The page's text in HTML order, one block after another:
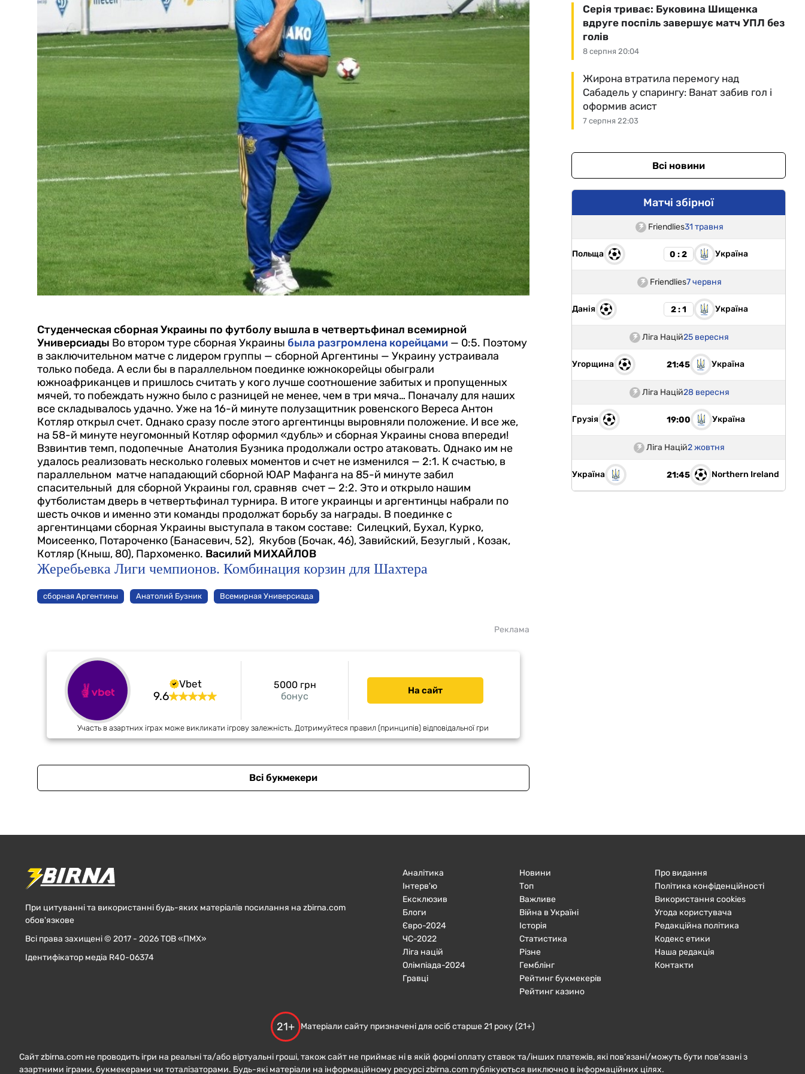
Студенческая сборная Украины по футболу вышла в четвертьфинал всемирной
Универсиады Во втором туре сборная Украины была разгромлена корейцами — 0:5. Поэтому
в заключительном матче с лидером группы — сборной Аргентины — Украину устраивала
только победа. А если бы в параллельном поединке южнокорейцы обыграли
южноафриканцев и пришлось считать у кого лучше соотношение забитых и пропущенных
мячей, то побеждать нужно было с разницей не менее, чем в три мяча… Поначалу для наших
все складывалось удачно. Уже на 16-й минуте полузащитник ровенского Вереса Антон
Котляр открыл счет. Однако сразу после этого аргентинцы выровняли положение. И все же,
на 58-й минуте неугомонный Котляр оформил «дубль» и сборная Украины снова впереди!
Взвинтив темп, подопечные Анатолия Бузника продолжали остро атаковать. Однако им не
удалось реализовать несколько голевых моментов и счет не изменился — 2:1. К счастью, в
параллельном матче нападающий сборной ЮАР Мафанга на 85-й минуте забил
спасительный для сборной Украины гол, сравняв счет — 2:2. Это и открыло нашим
футболистам дверь в четвертьфинал турнира. В итоге украинцы и аргентинцы набрали по
шесть очков и именно эти команды продолжат борьбу за награды. В поединке с
аргентинцами сборная Украины выступала в таком составе: Силецкий, Бухал, Курко,
Моисеенко, Потароченко (Банасевич, 52), Якубов (Бочак, 46), Завийский, Безуглый , Козак,
Котляр (Кныш, 80), Пархоменко. Василий МИХАЙЛОВ
Жеребьевка Лиги чемпионов. Комбинация корзин для Шахтера
сборная Аргентины Анатолий Бузник Всемирная Универсиада
Реклама
Vbet
9.6 бонус
5000 грн На сайт
Участь в азартних іграх може викликати ігрову залежність. Дотримуйтеся правил (принципів) відповідальної гри
Всі букмекери
8 серпня 20:04
Серія триває: Буковина Шищенка
вдруге поспіль завершує матч УПЛ без
голів
7 серпня 22:03
Жирона втратила перемогу над
Сабадель у спарингу: Ванат забив гол і
оформив асист
Всі новини
Матчі збірної
Friendlies31 травня
Польща 0 : 2 Україна
Friendlies7 червня
Данія 2 : 1 Україна
Ліга Націй25 вересня
Угорщина 21:45 Україна
Ліга Націй28 вересня
Грузія 19:00 Україна
Ліга Націй2 жовтня
Україна 21:45 Northern Ireland
При цитуванні та використанні будь-яких матеріалів посилання на zbirna.com
обов'язкове
Всі права захищені © 2017 - 2026 ТОВ «ПМХ»
Ідентифікатор медіа R40-06374
Аналітика
Інтерв'ю
Ексклюзив
Блоги
Євро-2024
ЧC-2022
Ліга націй
Олімпіада-2024
Гравці
Новини
Топ
Важливе
Війна в Україні
Історія
Статистика
Різне
Гемблінг
Рейтинг букмекерів
Рейтинг казино
Про видання
Політика конфіденційності
Використання cookies
Угода користувача
Редакційна політика
Кодекс етики
Наша редакція
Контакти
21+ Матеріали сайту призначені для осіб старше 21 року (21+)
Сайт zbirna.com не проводить ігри на реальні та/або віртуальні гроші, також сайт не приймає ні в якій формі оплату ставок та/інших платежів, які пов’язані/можуть бути пов’язані з
азартними іграми, букмекерами чи тоталізаторами. Будь-які матеріали на інформаційному ресурсі zbirna.com публікуються виключно в інформаційних цілях.